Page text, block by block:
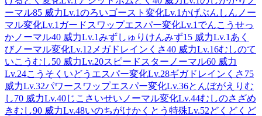
ーマル85 威力Lv.1のろいゴースト 変化Lv.1かげぶんしん ノー
マル変化Lv.1 ガードスワップエスパー変化Lv.1 でんこうせっ
か ノーマル40 威力Lv.1みずしゅりけんみず15 威力Lv.1 あく
びノーマル変化Lv.12 メガドレイン くさ40 威力Lv.16むしのて
いこう むし50 威力Lv.20スピードスター ノーマル60 威力
Lv.24こうそくいどう エスパー変化Lv.28ギガドレイン くさ 75
威力Lv.32パワースワップエスパー変化Lv.36とんぼがえり む
し70 威力Lv.40じこさいせい ノーマル変化Lv.44むしのさざめ
きむし90 威力Lv.48いのちがけかくとう 特殊Lv.52どくどく ど